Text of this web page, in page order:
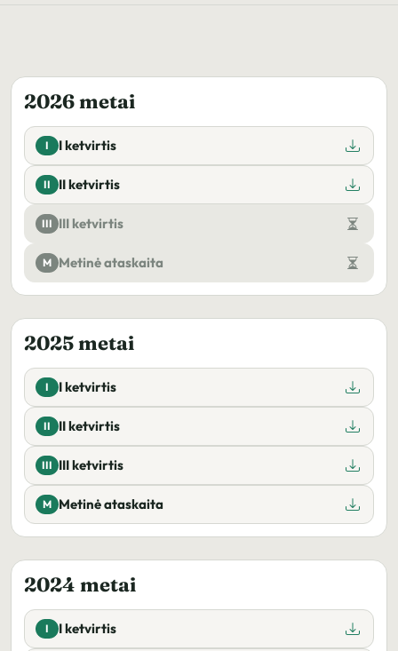
2026 metai
I I ketvirtis
II II ketvirtis
III III ketvirtis
M Metinė ataskaita
2025 metai
I I ketvirtis
II II ketvirtis
III III ketvirtis
M Metinė ataskaita
2024 metai
I I ketvirtis